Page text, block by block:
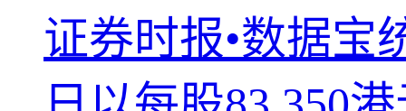
证券时报•数据宝